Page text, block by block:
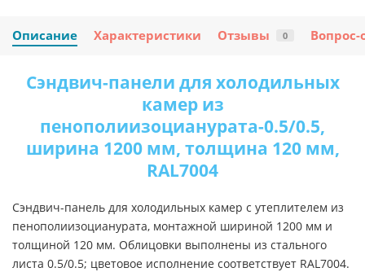
Описание Характеристики Отзывы 0 Вопрос-
Сэндвич-панели для холодильных
камер из
пенополиизоцианурата-0.5/0.5,
ширина 1200 мм, толщина 120 мм,
RAL7004
Сэндвич-панель для холодильных камер с утеплителем из
пенополиизоцианурата, монтажной шириной 1200 мм и
толщиной 120 мм. Облицовки выполнены из стального
листа 0.5/0.5; цветовое исполнение соответствует RAL7004.